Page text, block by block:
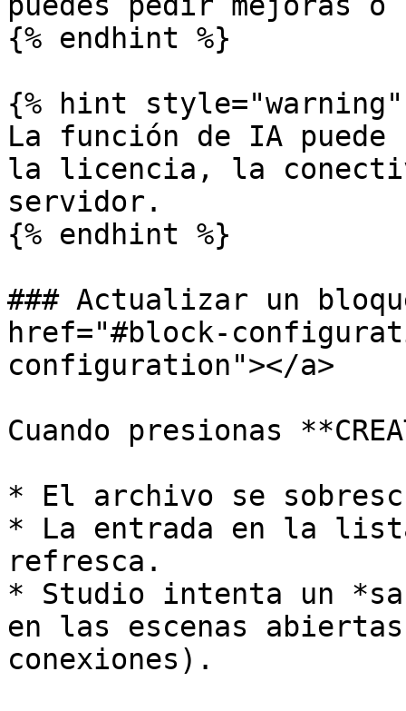
{% endhint %}
{% hint style="warning"
La función de IA
la licencia, la
servidor.
{% endhint %}
### Actualizar un
href="#block-
configuration"></a>
Cuando presionas
* El archivo se
* La entrada en la
refresca.
* Studio intenta un
en las escenas
conexiones).